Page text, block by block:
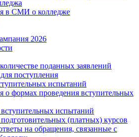
в СМИ о колледже
2026
поданных заявлений
поступления
испытаний
о формах проведения вступительных
испытаний
(платных) курсов
на обращения, связанные с